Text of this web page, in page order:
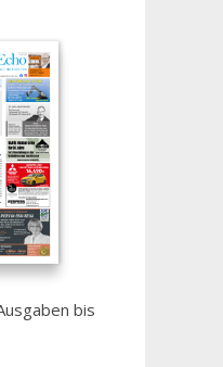
bis